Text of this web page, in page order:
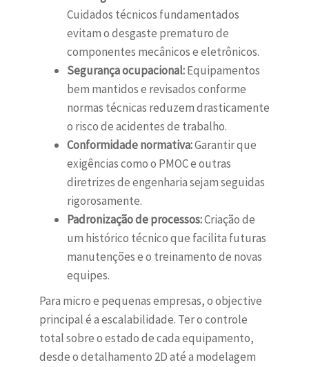
Cuidados técnicos fundamentados
evitam o desgaste prematuro de
componentes mecânicos e eletrônicos.
Segurança ocupacional:Equipamentos
bem mantidos e revisados conforme
normas técnicas reduzem drasticamente
o risco de acidentes de trabalho.
Conformidade normativa:Garantir que
exigências como o PMOC e outras
diretrizes de engenharia sejam seguidas
rigorosamente.
Padronização de processos:Criação de
um histórico técnico que facilita futuras
manutenções e o treinamento de novas
equipes.
Para micro e pequenas empresas, o objective
principal é a escalabilidade. Ter o controle
total sobre o estado de cada equipamento,
desde o detalhamento 2D até a modelagem